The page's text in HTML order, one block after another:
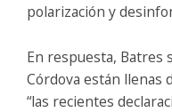
polarización y
En respuesta, Batres
Córdova están llenas
“las recientes